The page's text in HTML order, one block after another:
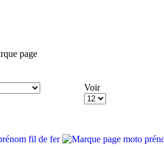
page
Voir